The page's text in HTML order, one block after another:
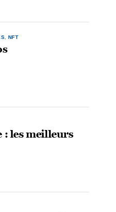
,NFT
: les meilleurs